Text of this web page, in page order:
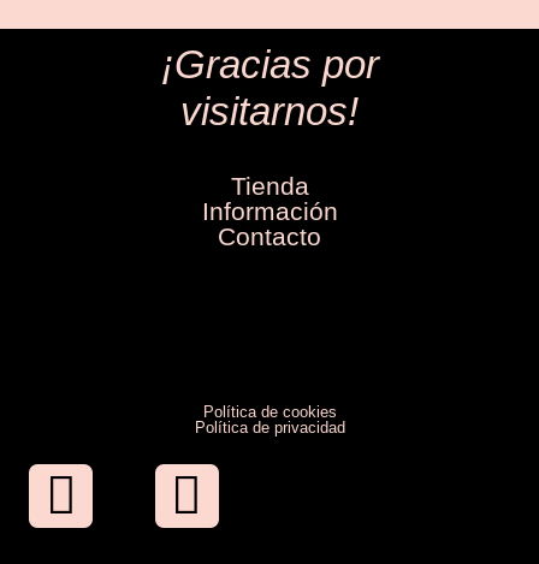
¡Gracias por
visitarnos!
Tienda
Información
Contacto
Política de cookies
Política de privacidad